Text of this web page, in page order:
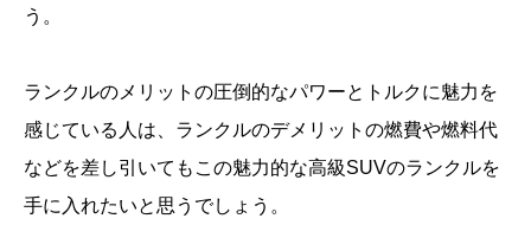
う。
ランクルのメリットの圧倒的なパワーとトルクに魅力を
感じている人は、ランクルのデメリットの燃費や燃料代
などを差し引いてもこの魅力的な高級SUVのランクルを
手に入れたいと思うでしょう。